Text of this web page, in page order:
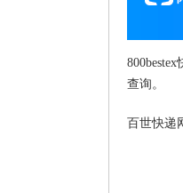
查询。
百世快递